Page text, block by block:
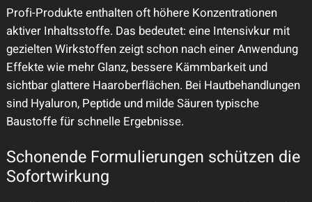
Profi-Produkte enthalten oft höhere Konzentrationen
aktiver Inhaltsstoffe. Das bedeutet: eine Intensivkur mit
gezielten Wirkstoffen zeigt schon nach einer Anwendung
Effekte wie mehr Glanz, bessere Kämmbarkeit und
sichtbar glattere Haaroberflächen. Bei Hautbehandlungen
sind Hyaluron, Peptide und milde Säuren typische
Baustoffe für schnelle Ergebnisse.
Schonende Formulierungen schützen die
Sofortwirkung